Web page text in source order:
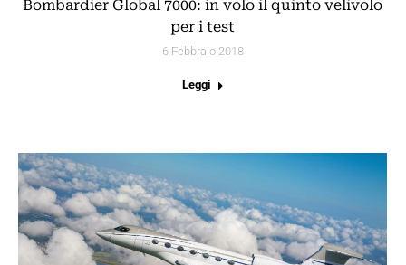
Bombardier Global 7000: in volo il quinto velivolo
per i test
6 Febbraio 2018
Leggi